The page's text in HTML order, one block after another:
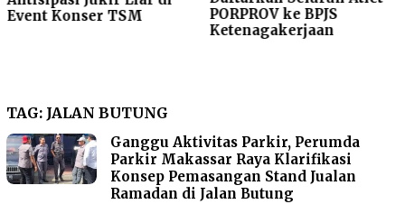
Event Konser TSM
PORPROV ke BPJS
Ketenagakerjaan
TAG: JALAN BUTUNG
Ganggu Aktivitas Parkir, Perumda
Parkir Makassar Raya Klarifikasi
Konsep Pemasangan Stand Jualan
Ramadan di Jalan Butung